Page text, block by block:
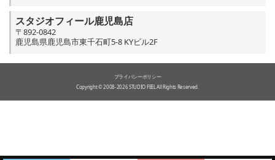
スタジオフィール鹿児島店
〒892-0842
鹿児島県鹿児島市東千石町5-8 KYビル2F
プライバシーポリシー
Copyright © 2008-2026 STUDIO FEEL All Rights Reserved.